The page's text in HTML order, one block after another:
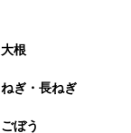
大根
ねぎ・長ねぎ
ごぼう